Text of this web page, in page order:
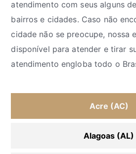
atendimento com seus alguns
bairros e cidades. Caso não
cidade não se preocupe, nossa
disponível para atender e tirar
atendimento engloba todo o
Acre (AC)
Alagoas (AL)